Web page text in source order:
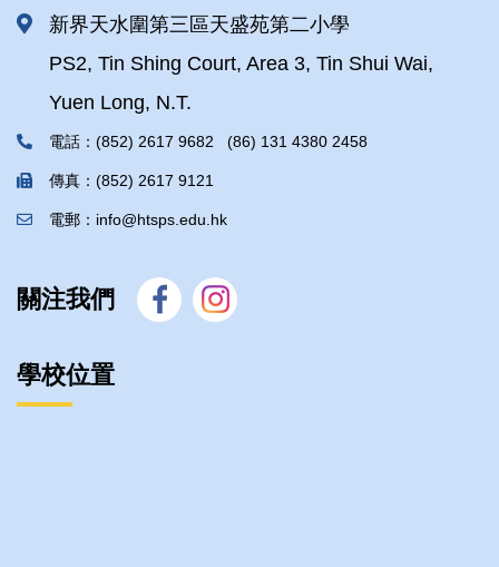
新界天水圍第三區天盛苑第二小學
PS2, Tin Shing Court, Area 3, Tin Shui Wai,
Yuen Long, N.T.
電話：(852) 2617 9682 (86) 131 4380 2458
傳真：(852) 2617 9121
電郵：info@htsps.edu.hk
關注我們
學校位置